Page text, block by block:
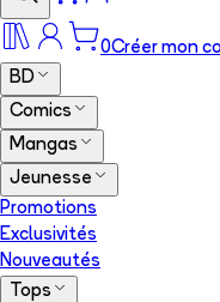
0Créer mon
BD
Comics
Mangas
Jeunesse
Promotions
Exclusivités
Nouveautés
Tops